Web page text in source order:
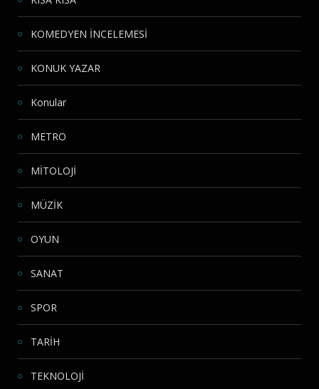
KOMEDYEN İNCELEMESİ
KONUK YAZAR
Konular
METRO
MİTOLOJİ
MÜZİK
OYUN
SANAT
SPOR
TARİH
TEKNOLOJİ